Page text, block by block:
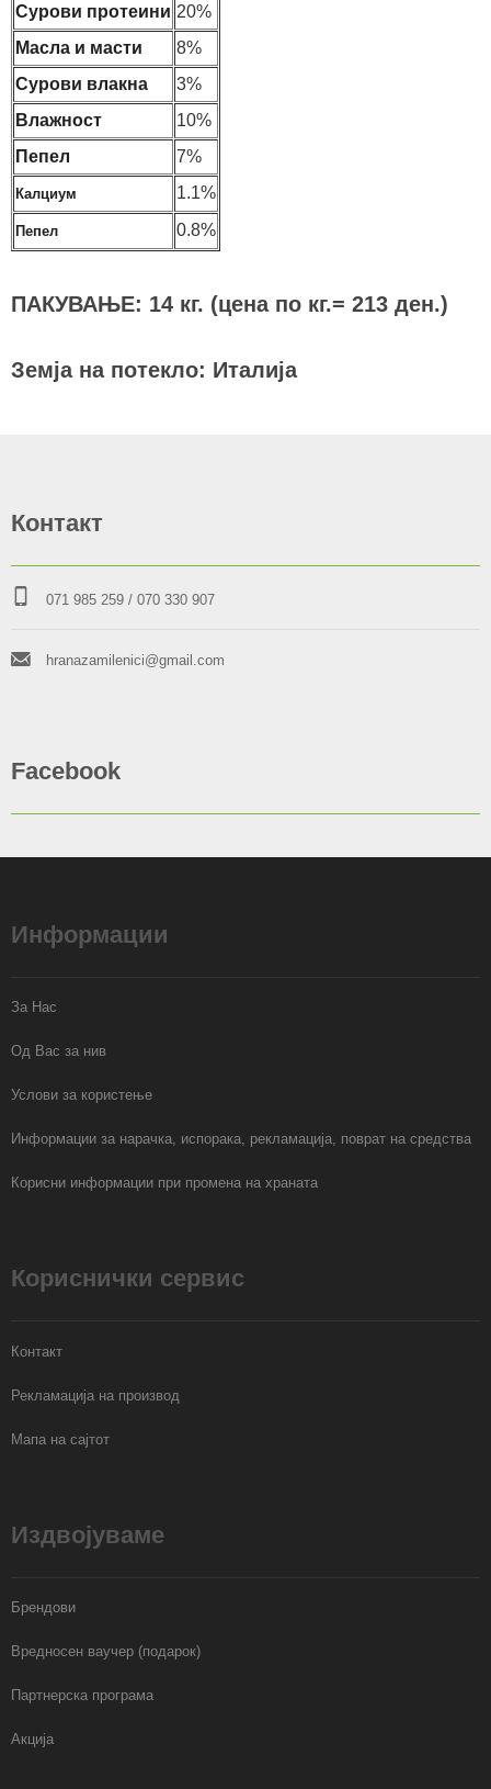
Сурови протеини 20%
Масла и масти
8%
Сурови влакна
3%
Влажност
10%
Пепел
7%
Калциум 1.1%
Пепел 0.8%
ПАКУВАЊЕ: 14 кг. (цена по кг.= 213 ден.)
Земја на потекло: Италија
Контакт
071 985 259 / 070 330 907
hranazamilenici@gmail.com
Facebook
Информации
За Нас
Од Вас за нив
Услови за користење
Информации за нарачка, испорака, рекламација, поврат на средства
Корисни информации при промена на храната
Кориснички сервис
Контакт
Рекламација на производ
Мапа на сајтот
Издвојуваме
Брендови
Вредносен ваучер (подарок)
Партнерска програма
Акција